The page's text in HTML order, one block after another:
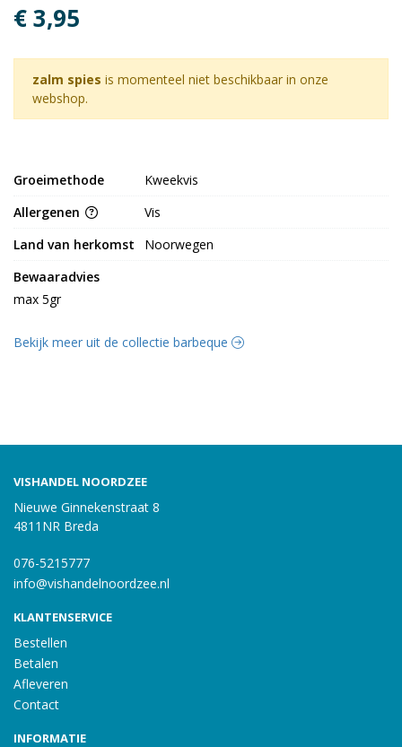
€ 3,95
zalm spies is momenteel niet beschikbaar in onze
webshop.
Groeimethode
Kweekvis
Allergenen
Vis
Land van herkomst
Noorwegen
Bewaaradvies
max 5gr
Bekijk meer uit de collectie barbeque
VISHANDEL NOORDZEE
Nieuwe Ginnekenstraat 8
4811NR Breda
076-5215777
info@vishandelnoordzee.nl
KLANTENSERVICE
Bestellen
Betalen
Afleveren
Contact
INFORMATIE